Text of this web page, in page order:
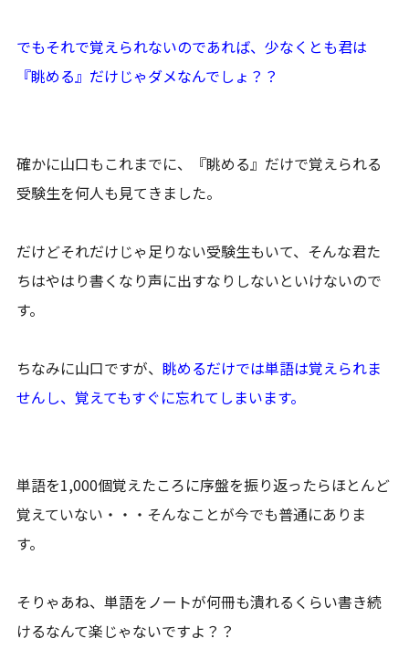
でもそれで覚えられないのであれば、少なくとも君は
『眺める』だけじゃダメなんでしょ？？
確かに山口もこれまでに、『眺める』だけで覚えられる
受験生を何人も見てきました。
だけどそれだけじゃ足りない受験生もいて、そんな君た
ちはやはり書くなり声に出すなりしないといけないので
す。
ちなみに山口ですが、眺めるだけでは単語は覚えられま
せんし、覚えてもすぐに忘れてしまいます。
単語を1,000個覚えたころに序盤を振り返ったらほとんど
覚えていない・・・そんなことが今でも普通にありま
す。
そりゃあね、単語をノートが何冊も潰れるくらい書き続
けるなんて楽じゃないですよ？？